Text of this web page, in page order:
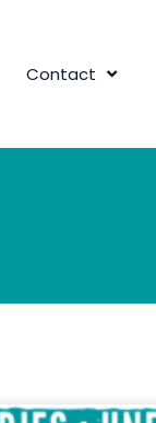
Contact